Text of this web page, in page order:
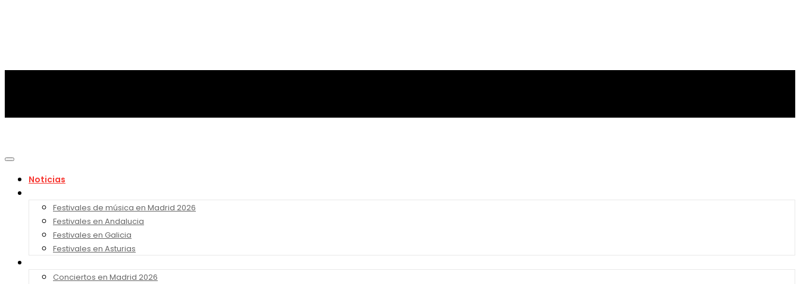
Noticias
Festivales de música en Madrid 2026
Festivales en Andalucia
Festivales en Galicia
Festivales en Asturias
Conciertos en Madrid 2026